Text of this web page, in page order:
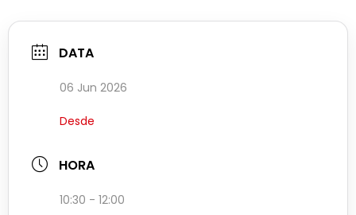
DATA
06 Jun 2026
Desde
HORA
10:30 - 12:00